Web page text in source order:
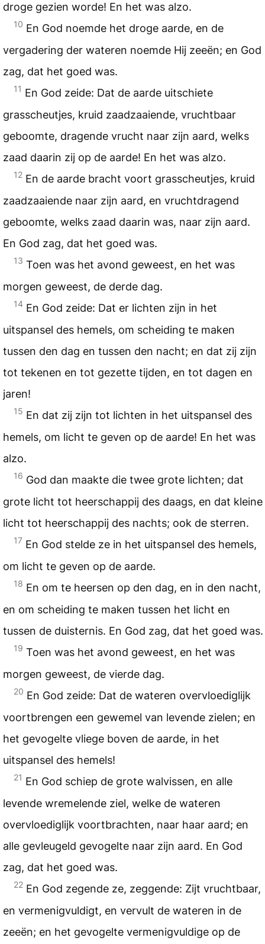
droge gezien worde! En het was alzo.
10 En God noemde het droge aarde, en de
vergadering der wateren noemde Hij zeeën; en God
zag, dat het goed was.
11 En God zeide: Dat de aarde uitschiete
grasscheutjes, kruid zaadzaaiende, vruchtbaar
geboomte, dragende vrucht naar zijn aard, welks
zaad daarin zij op de aarde! En het was alzo.
12 En de aarde bracht voort grasscheutjes, kruid
zaadzaaiende naar zijn aard, en vruchtdragend
geboomte, welks zaad daarin was, naar zijn aard.
En God zag, dat het goed was.
13 Toen was het avond geweest, en het was
morgen geweest, de derde dag.
14 En God zeide: Dat er lichten zijn in het
uitspansel des hemels, om scheiding te maken
tussen den dag en tussen den nacht; en dat zij zijn
tot tekenen en tot gezette tijden, en tot dagen en
jaren!
15 En dat zij zijn tot lichten in het uitspansel des
hemels, om licht te geven op de aarde! En het was
alzo.
16 God dan maakte die twee grote lichten; dat
grote licht tot heerschappij des daags, en dat kleine
licht tot heerschappij des nachts; ook de sterren.
17 En God stelde ze in het uitspansel des hemels,
om licht te geven op de aarde.
18 En om te heersen op den dag, en in den nacht,
en om scheiding te maken tussen het licht en
tussen de duisternis. En God zag, dat het goed was.
19 Toen was het avond geweest, en het was
morgen geweest, de vierde dag.
20 En God zeide: Dat de wateren overvloediglijk
voortbrengen een gewemel van levende zielen; en
het gevogelte vliege boven de aarde, in het
uitspansel des hemels!
21 En God schiep de grote walvissen, en alle
levende wremelende ziel, welke de wateren
overvloediglijk voortbrachten, naar haar aard; en
alle gevleugeld gevogelte naar zijn aard. En God
zag, dat het goed was.
22 En God zegende ze, zeggende: Zijt vruchtbaar,
en vermenigvuldigt, en vervult de wateren in de
zeeën; en het gevogelte vermenigvuldige op de